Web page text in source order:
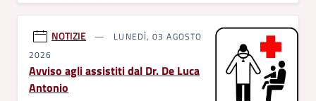
NOTIZIE
LUNEDÌ, 03 AGOSTO
2026
Avviso agli assistiti dal Dr. De Luca
Antonio